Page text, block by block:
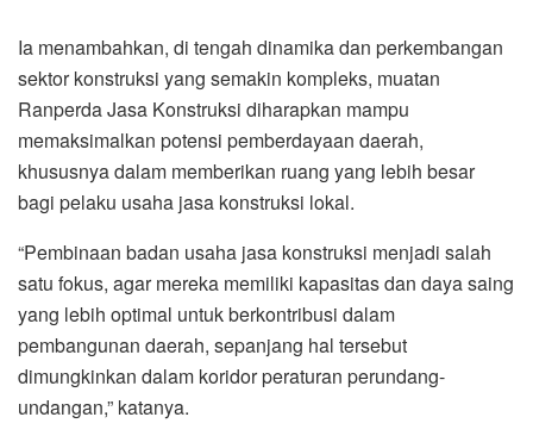
Ia menambahkan, di tengah dinamika dan perkembangan
sektor konstruksi yang semakin kompleks, muatan
Ranperda Jasa Konstruksi diharapkan mampu
memaksimalkan potensi pemberdayaan daerah,
khususnya dalam memberikan ruang yang lebih besar
bagi pelaku usaha jasa konstruksi lokal.
“Pembinaan badan usaha jasa konstruksi menjadi salah
satu fokus, agar mereka memiliki kapasitas dan daya saing
yang lebih optimal untuk berkontribusi dalam
pembangunan daerah, sepanjang hal tersebut
dimungkinkan dalam koridor peraturan perundang-
undangan,” katanya.